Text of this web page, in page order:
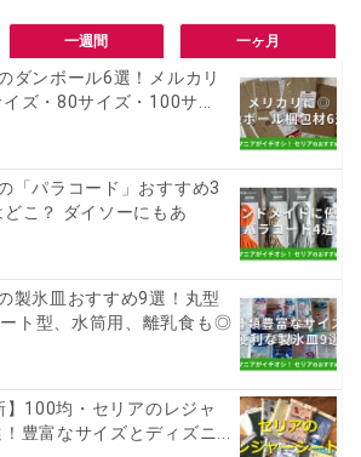
一週間 一ヶ月
ダンボール6選！メルカリ
ズ・80サイズ・100サ...
「パラコード」おすすめ3
こ？ ダイソーにもあ
製氷皿おすすめ9選！丸型
ト型、水筒用、離乳食も◎
】100均・セリアのレジャ
豊富なサイズとディズニ...